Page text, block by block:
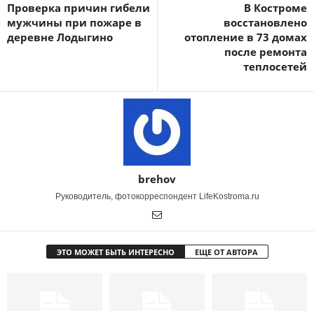
Проверка причин гибели
мужчины при пожаре в
деревне Лодыгино
В Костроме
восстановлено
отопление в 73 домах
после ремонта
теплосетей
brehov
Руководитель, фотокорреспондент LifeKostroma.ru
ЭТО МОЖЕТ БЫТЬ ИНТЕРЕСНО ЕЩЕ ОТ АВТОРА